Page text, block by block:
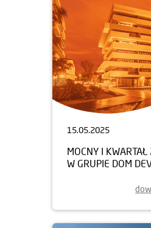
15.05.2025
MOCNY I
W GRUPIE DOM